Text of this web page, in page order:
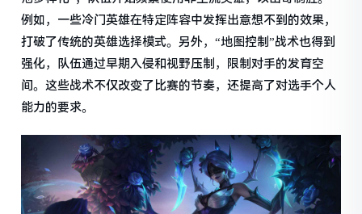
例如，一些冷门英雄在特定阵容中发挥出意想不到的效果，
打破了传统的英雄选择模式。另外，“地图控制”战术也得到
强化，队伍通过早期入侵和视野压制，限制对手的发育空
间。这些战术不仅改变了比赛的节奏，还提高了对选手个人
能力的要求。